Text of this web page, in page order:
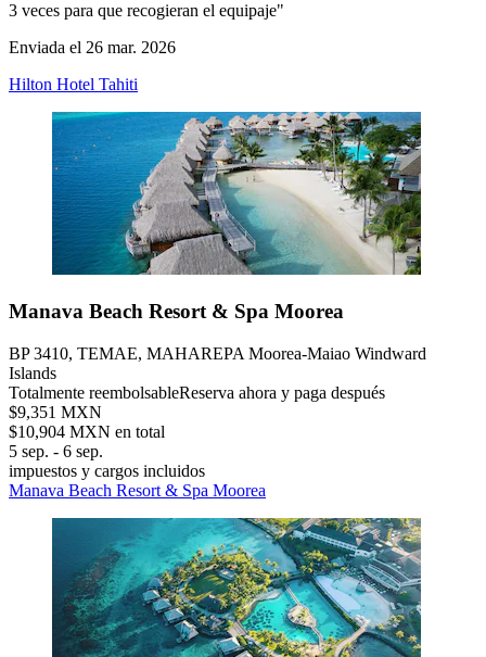
3 veces para que recogieran el equipaje"
Enviada el 26 mar. 2026
Hilton Hotel Tahiti
Manava Beach Resort & Spa Moorea
BP 3410, TEMAE, MAHAREPA Moorea-Maiao Windward
Islands
Totalmente reembolsableReserva ahora y paga después
$9,351 MXN
$10,904 MXN en total
5 sep. - 6 sep.
impuestos y cargos incluidos
Manava Beach Resort & Spa Moorea